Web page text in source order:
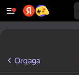
Orqaga